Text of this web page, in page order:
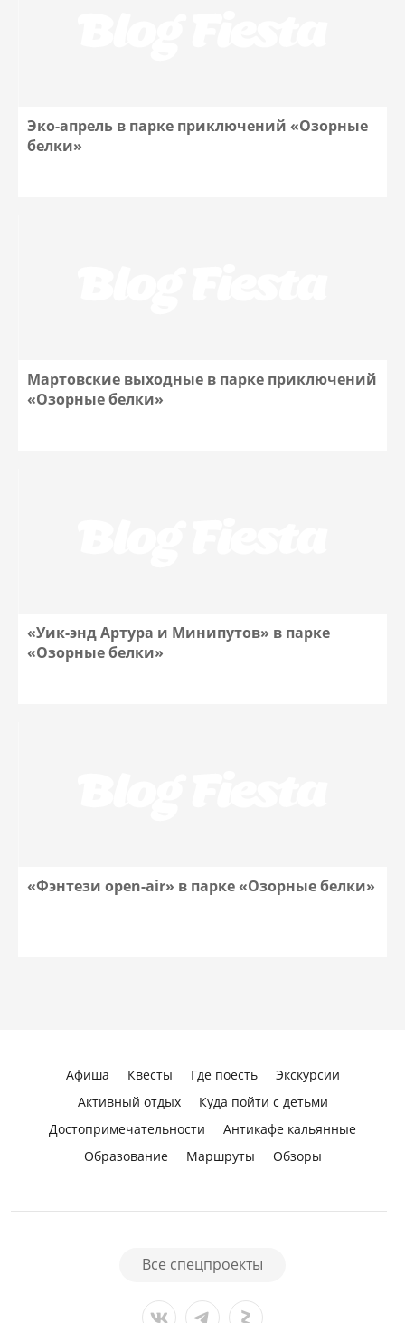
Эко-апрель в парке приключений «Озорные
белки»
Мартовские выходные в парке приключений
«Озорные белки»
«Уик-энд Артура и Минипутов» в парке
«Озорные белки»
«Фэнтези open-air» в парке «Озорные белки»
Афиша Квесты Где поесть
Экскурсии
Активный отдых
Куда пойти с детьми
Достопримечательности
Антикафе кальянные
Образование
Маршруты Обзоры
Все спецпроекты